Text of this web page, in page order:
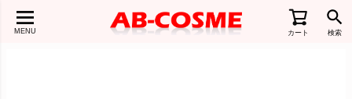
MENU カート 検索